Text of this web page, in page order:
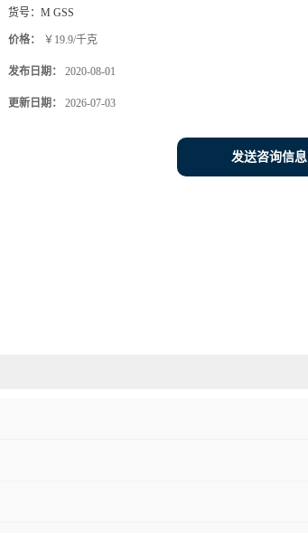
货号： M GSS
价格： ￥19.9/千克
发布日期： 2020-08-01
更新日期： 2026-07-03
发送咨询信息